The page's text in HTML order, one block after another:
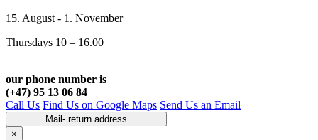
15. August - 1. November
Thursdays 10 – 16.00
our phone number is
(+47) 95 13 06 84
Call Us Find Us on Google Maps Send Us an Email
Mail- return address
×